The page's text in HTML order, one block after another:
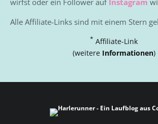
wirfst oder ein Follower auf Instagram
Alle Affiliate-Links sind mit einem Stern
* Affiliate-Link
(weitere Informationen)